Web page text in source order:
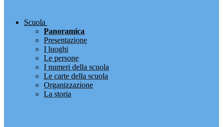
Scuola
Panoramica
Presentazione
I luoghi
Le persone
I numeri della scuola
Le carte della scuola
Organizzazione
La storia